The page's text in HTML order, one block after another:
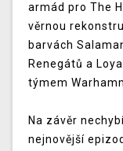
armád pro The
věrnou
barvách
Renegátů a
týmem
Na závěr
nejnovější